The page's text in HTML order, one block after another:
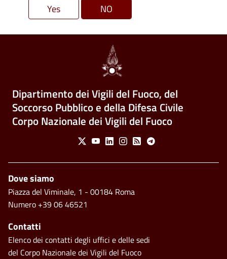
Dipartimento dei Vigili del Fuoco, del
Soccorso Pubblico e della Difesa Civile
Corpo Nazionale dei Vigili del Fuoco
Social Menu
X YoutubeLinkedinInstagram
Feed Telegram
Footer
Dove siamo
Piazza del Viminale, 1 - 00184 Roma
Numero +39 06 46521
Contatti
Elenco dei contatti degli uffici e delle sedi
del Corpo Nazionale dei Vigili del Fuoco